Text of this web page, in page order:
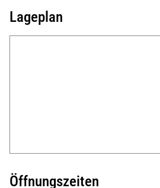
Lageplan
Öffnungszeiten